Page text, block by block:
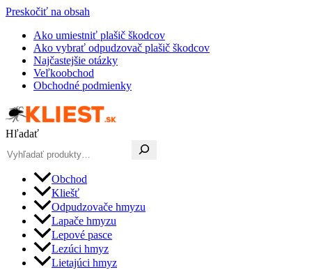
Preskočiť na obsah
Ako umiestniť plašič škodcov
Ako vybrať odpudzovač plašič škodcov
Najčastejšie otázky
Veľkoobchod
Obchodné podmienky
Hľadať
Obchod
Kliešť
Odpudzovače hmyzu
Lapače hmyzu
Lepové pasce
Lezúci hmyz
Lietajúci hmyz